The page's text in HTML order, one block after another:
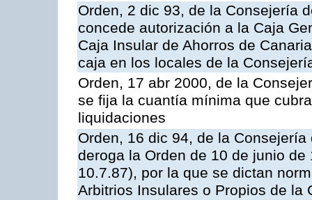
Orden, 2 dic 93, de la Consejería
concede autorización a la Caja
Caja Insular de Ahorros de
caja en los locales de la
Orden, 17 abr 2000, de la
se fija la cuantía mínima que
liquidaciones
Orden, 16 dic 94, de la
deroga la Orden de 10 de junio
10.7.87), por la que se dictan
Arbitrios Insulares o Propios de la